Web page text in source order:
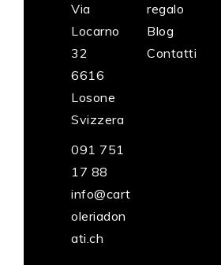
Via
Locarno
32
6616
Losone
Svizzera
091 751
17 88
info@cart
oleriadon
ati.ch
regalo
Blog
Contatti